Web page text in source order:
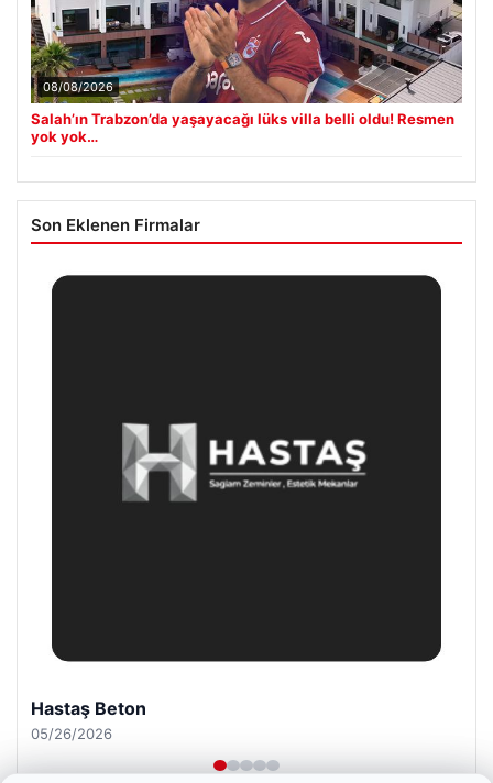
08/08/2026
Salah’ın Trabzon’da yaşayacağı lüks villa belli oldu! Resmen
yok yok…
Son Eklenen Firmalar
Prenses Night Club
04/29/2026